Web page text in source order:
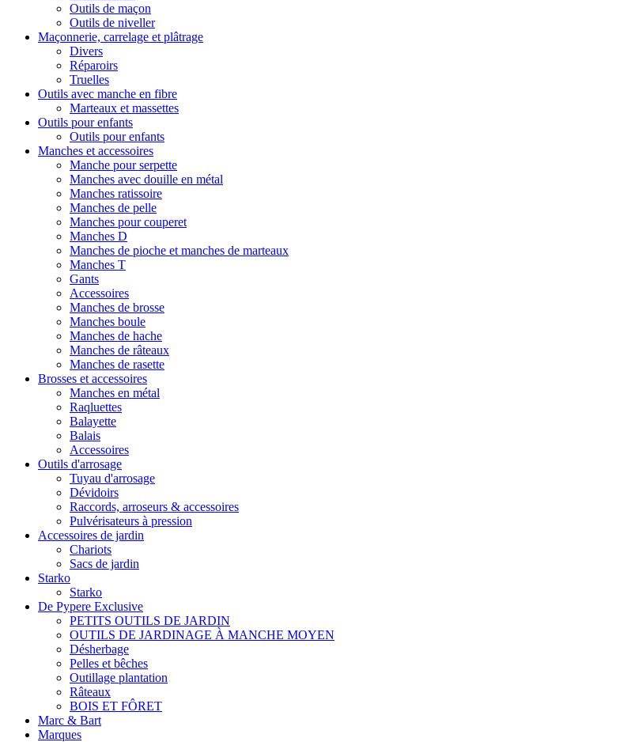
Outils de maçon
Outils de niveller
Maçonnerie, carrelage et plâtrage
Divers
Réparoirs
Truelles
Outils avec manche en fibre
Marteaux et massettes
Outils pour enfants
Outils pour enfants
Manches et accessoires
Manche pour serpette
Manches avec douille en métal
Manches ratissoire
Manches de pelle
Manches pour couperet
Manches D
Manches de pioche et manches de marteaux
Manches T
Gants
Accessoires
Manches de brosse
Manches boule
Manches de hache
Manches de râteaux
Manches de rasette
Brosses et accessoires
Manches en métal
Raqluettes
Balayette
Balais
Accessoires
Outils d'arrosage
Tuyau d'arrosage
Dévidoirs
Raccords, arroseurs & accessoires
Pulvérisateurs à pression
Accessoires de jardin
Chariots
Sacs de jardin
Starko
Starko
De Pypere Exclusive
PETITS OUTILS DE JARDIN
OUTILS DE JARDINAGE À MANCHE MOYEN
Désherbage
Pelles et bêches
Outillage plantation
Râteaux
BOIS ET FÔRET
Marc & Bart
Marques